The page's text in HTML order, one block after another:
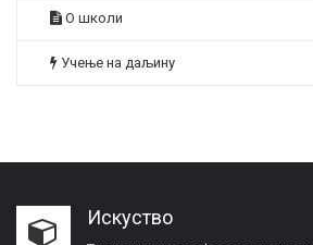
О школи
Учење на даљину
Искуство